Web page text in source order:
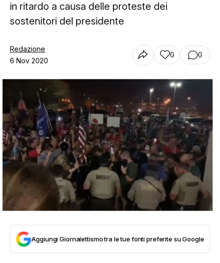
in ritardo a causa delle proteste dei
sostenitori del presidente
Redazione
6 Nov 2020
0 0
Aggiungi Giornalettismo tra le tue fonti preferite su Google